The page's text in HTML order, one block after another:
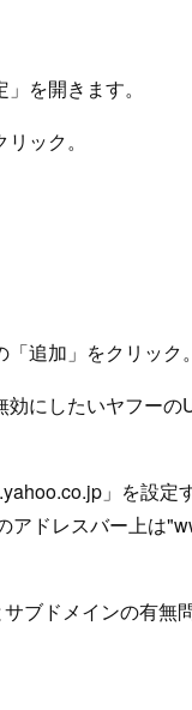
を開きます。
ック。
追加」をクリック。
にしたいヤフーの
」を設定
ドレスバー上は
ブドメインの有無